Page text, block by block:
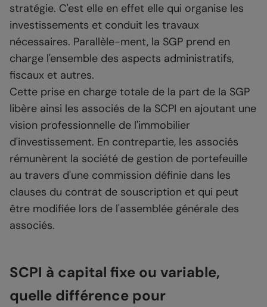
stratégie. C'est elle en effet elle qui organise les
investissements et conduit les travaux
nécessaires. Parallèle-ment, la SGP prend en
charge l'ensemble des aspects administratifs,
fiscaux et autres.
Cette prise en charge totale de la part de la SGP
libère ainsi les associés de la SCPI en ajoutant une
vision professionnelle de l'immobilier
d'investissement. En contrepartie, les associés
rémunèrent la société de gestion de portefeuille
au travers d'une commission définie dans les
clauses du contrat de souscription et qui peut
être modifiée lors de l'assemblée générale des
associés.
SCPI à capital fixe ou variable,
quelle différence pour